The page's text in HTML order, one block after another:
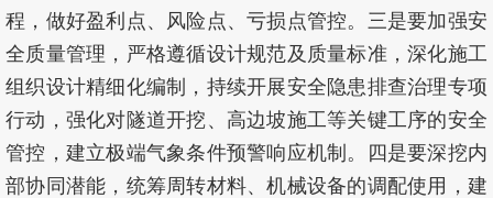
程，做好盈利点、风险点、亏损点管控。三是要加强安
全质量管理，严格遵循设计规范及质量标准，深化施工
组织设计精细化编制，持续开展安全隐患排查治理专项
行动，强化对隧道开挖、高边坡施工等关键工序的安全
管控，建立极端气象条件预警响应机制。四是要深挖内
部协同潜能，统筹周转材料、机械设备的调配使用，建